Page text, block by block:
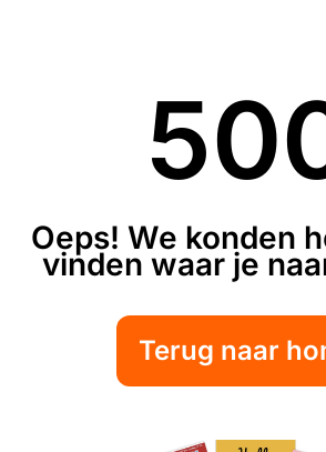
Oeps! We konden
vinden waar je
Terug naar